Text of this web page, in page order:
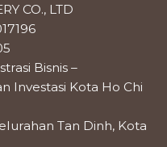
CO., LTD
Bisnis –
Investasi Kota Ho Chi
Tan Dinh, Kota